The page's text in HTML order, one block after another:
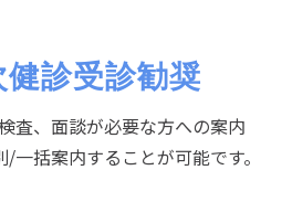
健診受診勧奨
査、面談が必要な方への案内
一括案内することが可能です。